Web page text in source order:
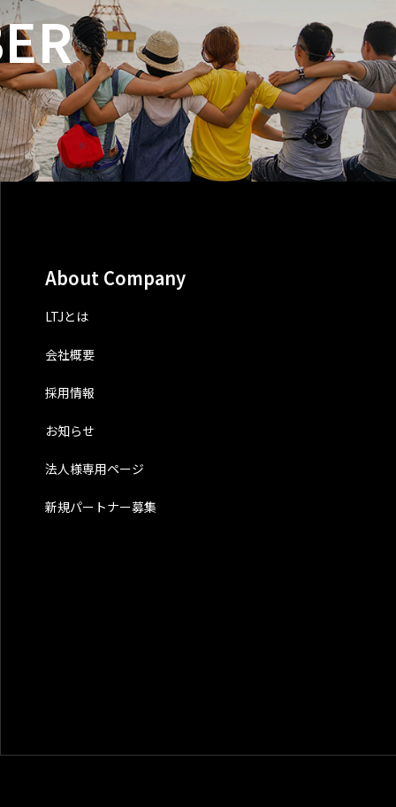
About Company
LTJとは
会社概要
採用情報
お知らせ
法人様専用ページ
新規パートナー募集